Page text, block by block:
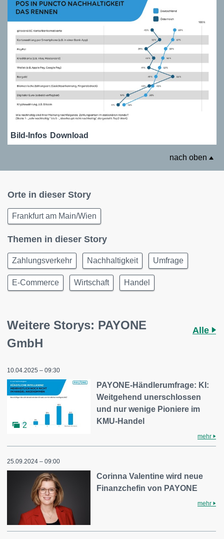
Bild-Infos Download
nach oben
Orte in dieser Story
Frankfurt am Main/Wien
Themen in dieser Story
Zahlungsverkehr Nachhaltigkeit Umfrage
E-Commerce Wirtschaft Handel
Weitere Storys: PAYONE
GmbH
Alle
10.04.2025 – 09:30
2
PAYONE-Händlerumfrage: KI:
Weitgehend unerschlossen
und nur wenige Pioniere im
KMU-Handel
mehr
25.09.2024 – 09:00
Corinna Valentine wird neue
Finanzchefin von PAYONE
mehr